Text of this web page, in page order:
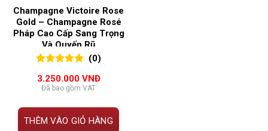
Champagne Victoire Rose
Gold – Champagne Rosé
Pháp Cao Cấp Sang Trọng
Và Quyến Rũ
đánh giá
(0)
3.250.000 VNĐ
Đã bao gồm VAT
THÊM VÀO GIỎ HÀNG